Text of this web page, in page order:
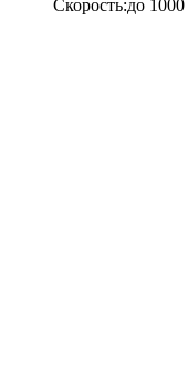
Скорость:до 1000